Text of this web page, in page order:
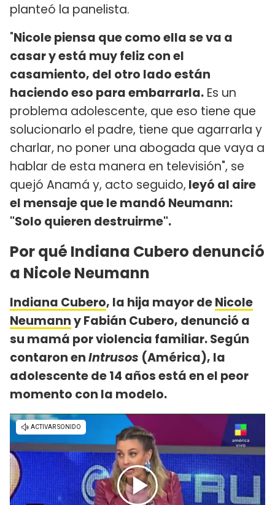
planteó la panelista.
"Nicole piensa que como ella se va a
casar y está muy feliz con el
casamiento, del otro lado están
haciendo eso para embarrarla. Es un
problema adolescente, que eso tiene que
solucionarlo el padre, tiene que agarrarla y
charlar, no poner una abogada que vaya a
hablar de esta manera en televisión", se
quejó Anamá y, acto seguido, leyó al aire
el mensaje que le mandó Neumann:
"Solo quieren destruirme".
Por qué Indiana Cubero denunció
a Nicole Neumann
Indiana Cubero, la hija mayor deNicole
Neumanny Fabián Cubero, denunció a
su mamá por violencia familiar. Según
contaron enIntrusos (América), la
adolescente de 14 años está en el peor
momento con la modelo.